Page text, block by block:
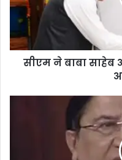
सीएम ने बाबा साहेब